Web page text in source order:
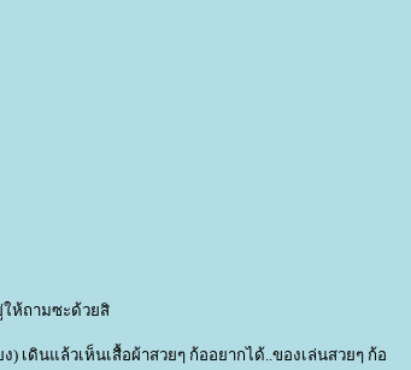
ให้ถามซะด้วยสิ
เดินแล้วเห็นเสื้อผ้าสวยๆ ก้ออยากได้..ของเล่นสวยๆ ก้อ